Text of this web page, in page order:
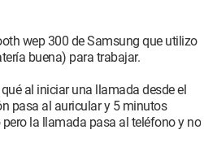
wep 300 de Samsung que utilizo
buena) para trabajar.
al iniciar una llamada desde el
pasa al auricular y 5 minutos
la llamada pasa al teléfono y no